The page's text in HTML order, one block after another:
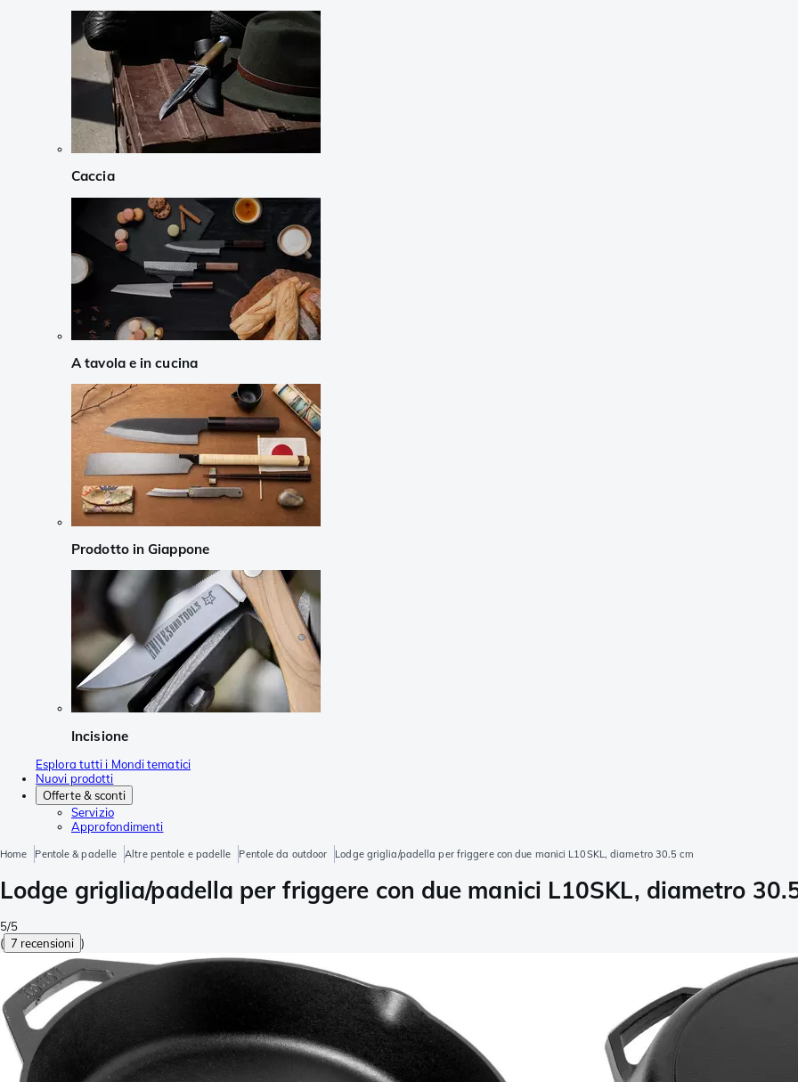
Caccia
A tavola e in cucina
Prodotto in Giappone
Incisione
Esplora tutti i Mondi tematici
Nuovi prodotti
Offerte & sconti
Servizio
Approfondimenti
Home Pentole & padelle Altre pentole e padelle Pentole da outdoor Lodge griglia/padella per friggere con due manici L10SKL, diametro 30.5 cm
Lodge griglia/padella per friggere con due manici L10SKL, diametro
5/5
( 7 recensioni )